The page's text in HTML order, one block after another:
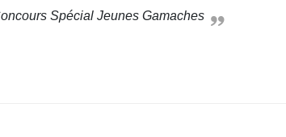
Concours Spécial Jeunes Gamaches